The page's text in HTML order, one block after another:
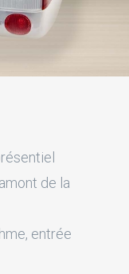
de la
entrée